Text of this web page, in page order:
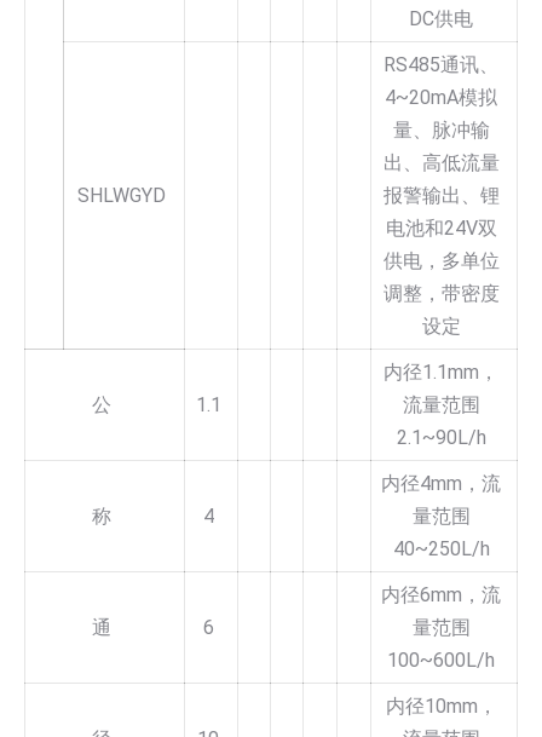
DC供电
SHLWGYD
RS485通讯、
4~20mA模拟
量、脉冲输
出、高低流量
报警输出、锂
电池和24V双
供电，多单位
调整，带密度
设定
公 1.1
内径1.1mm，
流量范围
2.1~90L/h
称 4
内径4mm，流
量范围
40~250L/h
通 6
内径6mm，流
量范围
100~600L/h
内径10mm，